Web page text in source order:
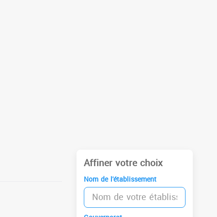
Affiner votre choix
Nom de l'établissement